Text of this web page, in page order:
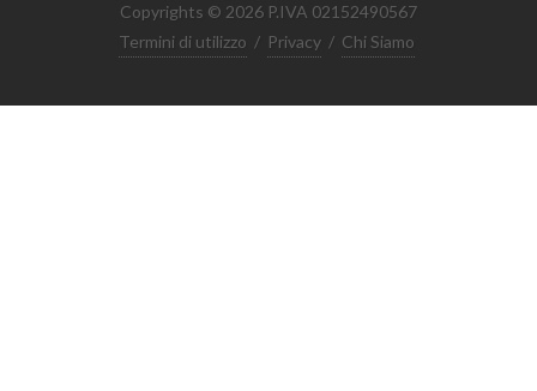
Copyrights © 2026 P.IVA 02152490567
Termini di utilizzo / Privacy / Chi Siamo